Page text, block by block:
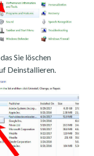
Sie löschen
Deinstallieren.